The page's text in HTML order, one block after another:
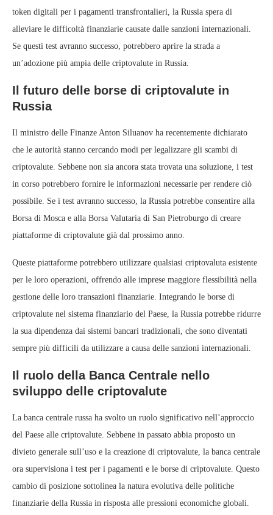
token digitali per i pagamenti transfrontalieri, la Russia spera di
alleviare le difficoltà finanziarie causate dalle sanzioni internazionali.
Se questi test avranno successo, potrebbero aprire la strada a
un’adozione più ampia delle criptovalute in Russia.
Il futuro delle borse di criptovalute in
Russia
Il ministro delle Finanze Anton Siluanov ha recentemente dichiarato
che le autorità stanno cercando modi per legalizzare gli scambi di
criptovalute. Sebbene non sia ancora stata trovata una soluzione, i test
in corso potrebbero fornire le informazioni necessarie per rendere ciò
possibile. Se i test avranno successo, la Russia potrebbe consentire alla
Borsa di Mosca e alla Borsa Valutaria di San Pietroburgo di creare
piattaforme di criptovalute già dal prossimo anno.
Queste piattaforme potrebbero utilizzare qualsiasi criptovaluta esistente
per le loro operazioni, offrendo alle imprese maggiore flessibilità nella
gestione delle loro transazioni finanziarie. Integrando le borse di
criptovalute nel sistema finanziario del Paese, la Russia potrebbe ridurre
la sua dipendenza dai sistemi bancari tradizionali, che sono diventati
sempre più difficili da utilizzare a causa delle sanzioni internazionali.
Il ruolo della Banca Centrale nello
sviluppo delle criptovalute
La banca centrale russa ha svolto un ruolo significativo nell’approccio
del Paese alle criptovalute. Sebbene in passato abbia proposto un
divieto generale sull’uso e la creazione di criptovalute, la banca centrale
ora supervisiona i test per i pagamenti e le borse di criptovalute. Questo
cambio di posizione sottolinea la natura evolutiva delle politiche
finanziarie della Russia in risposta alle pressioni economiche globali.